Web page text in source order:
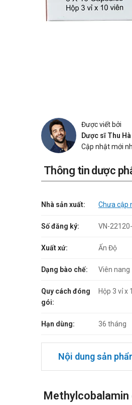
Được viết bởi
Dược sĩ Thu Hà
Cập nhật mới
Thông tin dược
Nhà sản xuất: Chưa cập
Số đăng ký: VN-
Xuất xứ: Ấn Độ
Dạng bào chế: Viên nang
Quy cách đóng
gói:
Hộp 3 vỉ x
Hạn dùng: 36 tháng
Nội dung sản